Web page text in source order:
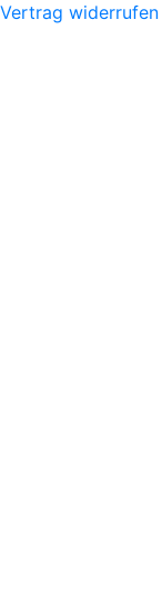
Vertrag widerrufen